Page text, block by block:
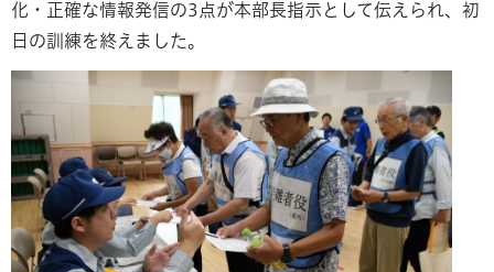
化・正確な情報発信の3点が本部長指示として伝えられ、初
日の訓練を終えました。